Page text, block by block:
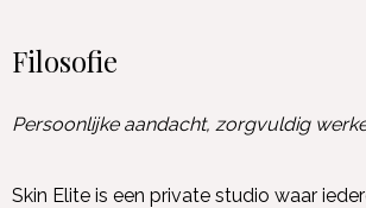
Filosofie
Persoonlijke aandacht, zorgvuldig
Skin Elite is een private studio waar